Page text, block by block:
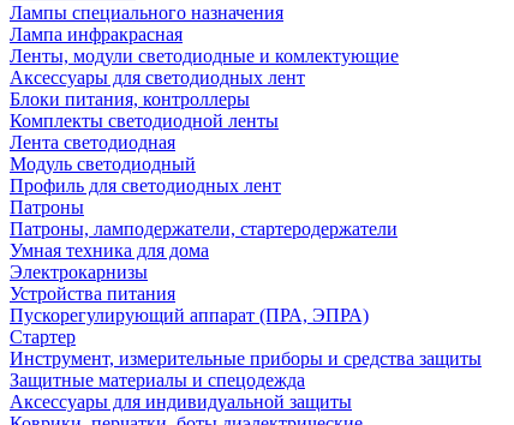
Лампы специального назначения
Лампа инфракрасная
Ленты, модули светодиодные и комлектующие
Аксессуары для светодиодных лент
Блоки питания, контроллеры
Комплекты светодиодной ленты
Лента светодиодная
Модуль светодиодный
Профиль для светодиодных лент
Патроны
Патроны, ламподержатели, стартеродержатели
Умная техника для дома
Электрокарнизы
Устройства питания
Пускорегулирующий аппарат (ПРА, ЭПРА)
Стартер
Инструмент, измерительные приборы и средства защиты
Защитные материалы и спецодежда
Аксессуары для индивидуальной защиты